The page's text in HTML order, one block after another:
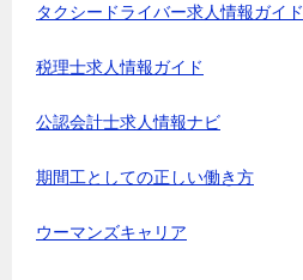
タクシードライバー求人情報ガイド
税理士求人情報ガイド
公認会計士求人情報ナビ
期間工としての正しい働き方
ウーマンズキャリア